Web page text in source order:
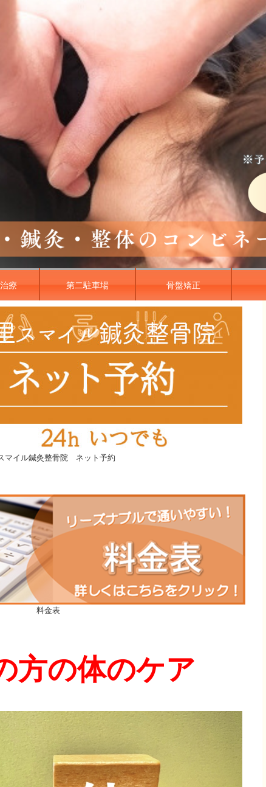
療 第二駐車場 骨盤矯正
マイル鍼灸整骨院 ネット予約
料金表
方の体のケア